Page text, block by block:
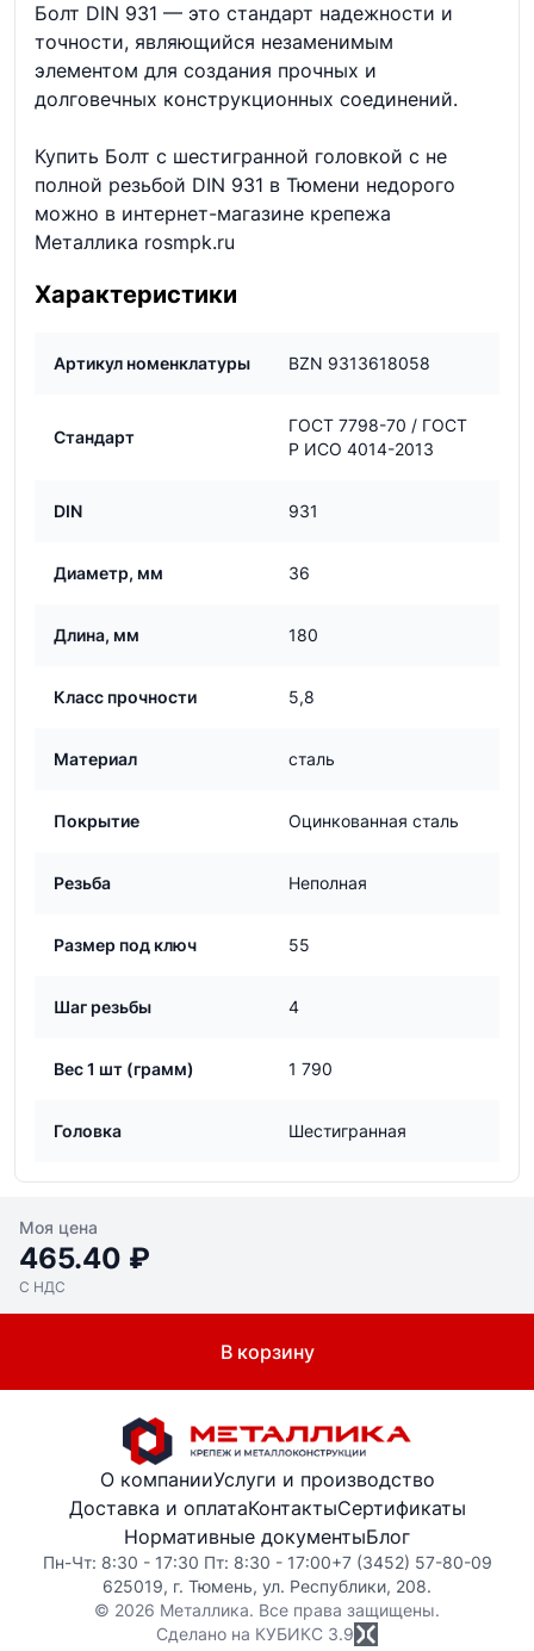
Болт DIN 931 — это стандарт надежности и
точности, являющийся незаменимым
элементом для создания прочных и
долговечных конструкционных соединений.
Купить Болт с шестигранной головкой с не
полной резьбой DIN 931 в Тюмени недорого
можно в интернет-магазине крепежа
Металлика rosmpk.ru
Характеристики
Артикул номенклатуры BZN 9313618058
Стандарт
ГОСТ 7798-70 / ГОСТ
Р ИСО 4014-2013
DIN 931
Диаметр, мм 36
Длина, мм 180
Класс прочности 5,8
Материал сталь
Покрытие Оцинкованная сталь
Резьба Неполная
Размер под ключ 55
Шаг резьбы 4
Вес 1 шт (грамм) 1 790
Головка Шестигранная
Моя цена
465.40 ₽
С НДС
В корзину
О компанииУслуги и производство
Доставка и оплатаКонтактыСертификаты
Нормативные документыБлог
Пн-Чт: 8:30 - 17:30 Пт: 8:30 - 17:00+7 (3452) 57-80-09
625019, г. Тюмень, ул. Республики, 208.
© 2026 Металлика. Все права защищены.
Сделано на КУБИКС 3.9